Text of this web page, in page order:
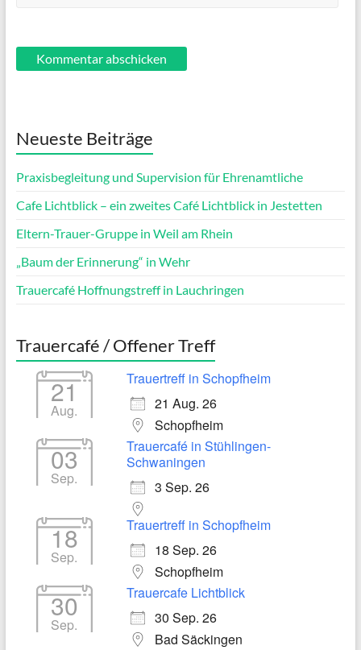
Neueste Beiträge
Praxisbegleitung und Supervision für Ehrenamtliche
Cafe Lichtblick – ein zweites Café Lichtblick in Jestetten
Eltern-Trauer-Gruppe in Weil am Rhein
„Baum der Erinnerung“ in Wehr
Trauercafé Hoffnungstreff in Lauchringen
Trauercafé / Offener Treff
21
Aug.
Trauertreff in Schopfheim
21 Aug. 26
Schopfheim
03
Sep.
Trauercafé in Stühlingen-
Schwaningen
3 Sep. 26
18
Sep.
Trauertreff in Schopfheim
18 Sep. 26
Schopfheim
30
Sep.
Trauercafe Lichtblick
30 Sep. 26
Bad Säckingen